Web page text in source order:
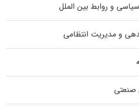
و روابط بین الملل
و مدیریت انتظامی
صنعتی